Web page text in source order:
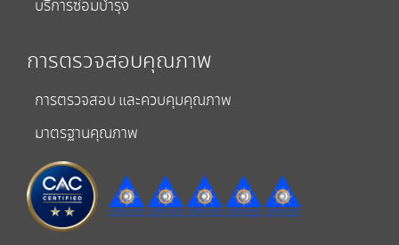
การตรวจสอบคุณภาพ
การตรวจสอบ และควบคุมคุณภาพ
มาตรฐานคุณภาพ